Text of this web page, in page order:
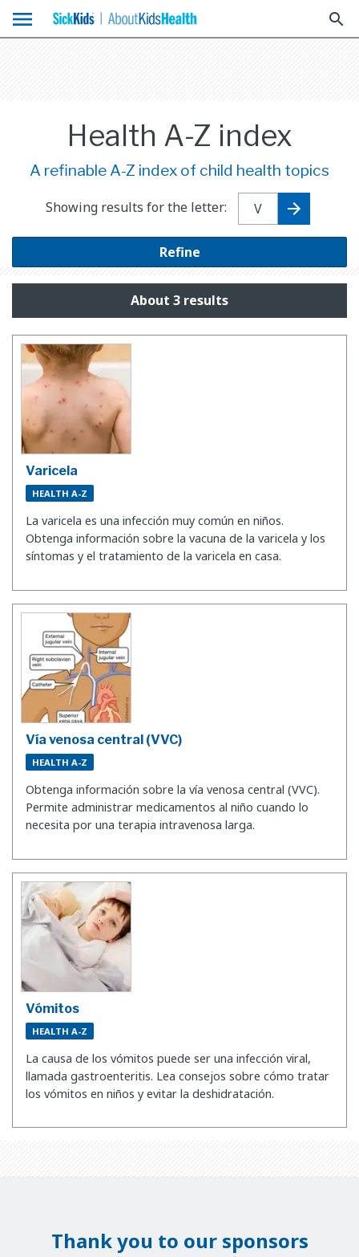
menu search
Health A-Z index
A refinable A-Z index of child health topics
Showing results for the letter:
Refine
About 3 results
Varicela
HEALTH A-Z
La varicela es una infección muy común en niños.
Obtenga información sobre la vacuna de la varicela y los
síntomas y el tratamiento de la varicela en casa.
Vía venosa central (VVC)
HEALTH A-Z
Obtenga información sobre la vía venosa central (VVC).
Permite administrar medicamentos al niño cuando lo
necesita por una terapia intravenosa larga.
Vómitos
HEALTH A-Z
La causa de los vómitos puede ser una infección viral,
llamada gastroenteritis. Lea consejos sobre cómo tratar
los vómitos en niños y evitar la deshidratación.
Thank you to our sponsors